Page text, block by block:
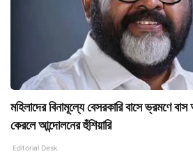
মহিলাদের বিনামূল্যে বেসরকারি বাসে ভ্রমণে
কেরলে আন্দোলনের হুঁশিয়ারি
Editorial Desk